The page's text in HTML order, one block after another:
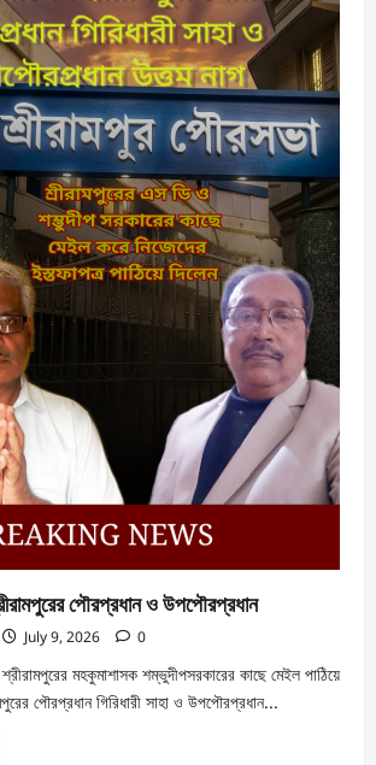
পৌরপ্রধান ও উপপৌরপ্রধান
July 9, 2026 0
মহকুমাশাসক শম্ভুদীপসরকারের কাছে মে‌ইল পাঠিয়ে
পৌরপ্রধান গিরিধারী সাহা ও উপপৌরপ্রধান...